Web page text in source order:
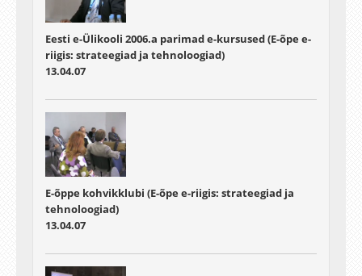
Eesti e-Ülikooli 2006.a parimad e-kursused (E-õpe e-
riigis: strateegiad ja tehnoloogiad)
13.04.07
E-õppe kohvikklubi (E-õpe e-riigis: strateegiad ja
tehnoloogiad)
13.04.07